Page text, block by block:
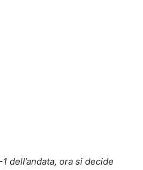
dell’andata, ora si decide